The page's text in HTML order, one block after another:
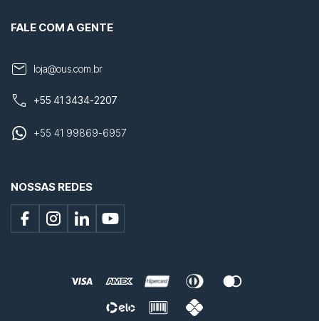
FALE COM A GENTE
loja@ous.com.br
+55 41 3434-2207
+55 41 99869-6957
NOSSAS REDES